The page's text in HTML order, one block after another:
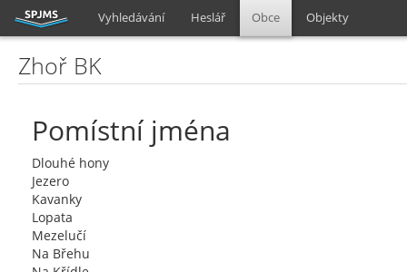
Vyhledávání Heslář Obce Objekty
Zhoř BK
Pomístní jména
Dlouhé hony
Jezero
Kavanky
Lopata
Mezelučí
Na Břehu